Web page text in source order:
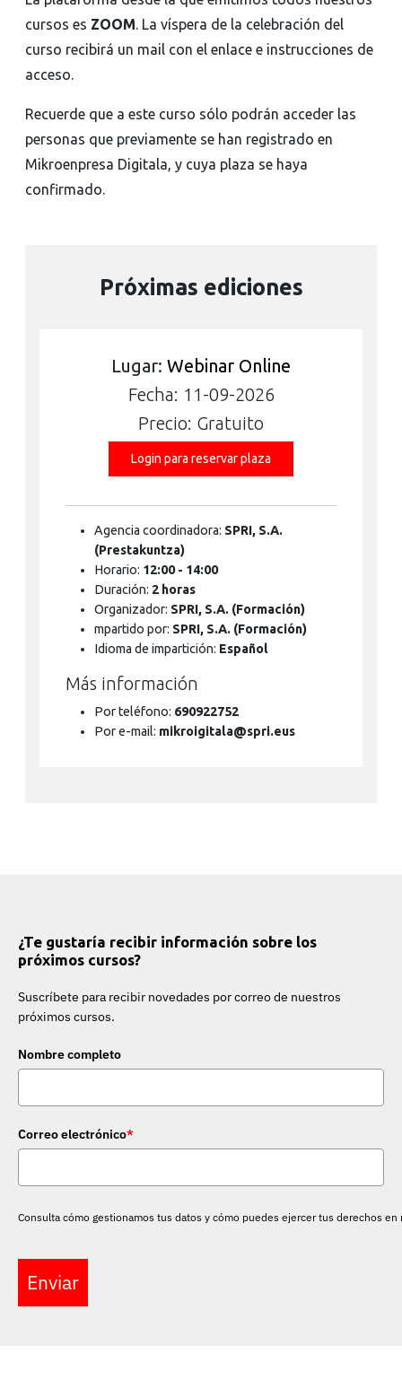
cursos es ZOOM. La víspera de la celebración del
curso recibirá un mail con el enlace e instrucciones de
acceso.
Recuerde que a este curso sólo podrán acceder las
personas que previamente se han registrado en
Mikroenpresa Digitala, y cuya plaza se haya
confirmado.
Próximas ediciones
Lugar: Webinar Online
Fecha: 11-09-2026
Precio: Gratuito
Login para reservar plaza
Agencia coordinadora: SPRI, S.A.
(Prestakuntza)
Horario: 12:00 - 14:00
Duración: 2 horas
Organizador: SPRI, S.A. (Formación)
mpartido por: SPRI, S.A. (Formación)
Idioma de impartición: Español
Más información
Por teléfono: 690922752
Por e-mail: mikroigitala@spri.eus
¿Te gustaría recibir información sobre los
próximos cursos?
Suscríbete para recibir novedades por correo de nuestros
próximos cursos.
Nombre completo
Correo electrónico*
Consulta cómo gestionamos tus datos y cómo puedes ejercer tus derechos
Enviar